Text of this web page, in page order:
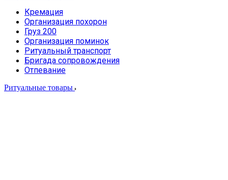
Кремация
Организация похорон
Груз 200
Организация поминок
Ритуальный транспорт
Бригада сопровождения
Отпевание
Ритуальные товары